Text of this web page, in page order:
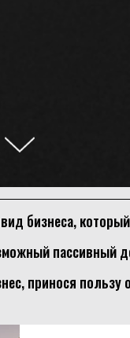
бизнеса,
пассивный
принося пользу